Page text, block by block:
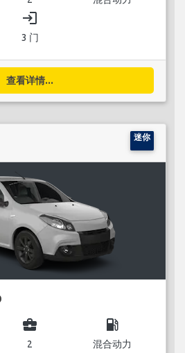
login
3 门
查看详情...
迷你
business_center
2
local_gas_station
混合动力